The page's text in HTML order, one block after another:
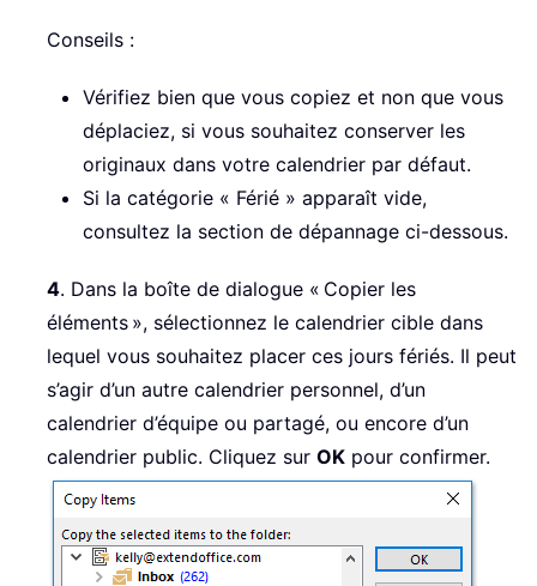
Conseils :
Vérifiez bien que vous copiez et non que vous
déplaciez, si vous souhaitez conserver les
originaux dans votre calendrier par défaut.
Si la catégorie « Férié » apparaît vide,
consultez la section de dépannage ci-dessous.
4. Dans la boîte de dialogue « Copier les
éléments », sélectionnez le calendrier cible dans
lequel vous souhaitez placer ces jours fériés. Il peut
s’agir d’un autre calendrier personnel, d’un
calendrier d’équipe ou partagé, ou encore d’un
calendrier public. Cliquez sur OK pour confirmer.